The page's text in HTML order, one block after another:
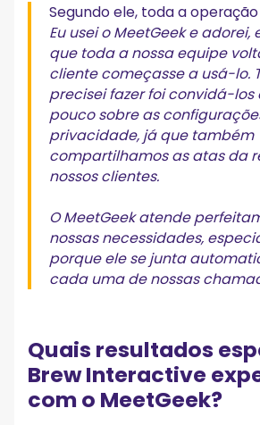
Segundo ele, toda a
Eu usei o MeetGeek e adorei,
que toda a nossa equipe
cliente começasse a usá-lo.
precisei fazer foi convidá-los
pouco sobre as
privacidade, já que também
compartilhamos as atas da
nossos clientes.
O MeetGeek atende
nossas necessidades,
porque ele se junta
cada uma de nossas
Quais resultados
Brew Interactive
com o MeetGeek?